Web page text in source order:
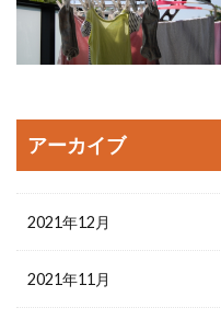
アーカイブ
2021年12月
2021年11月